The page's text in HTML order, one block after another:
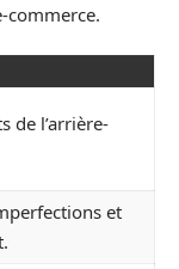
commerce.
de l’arrière-
et